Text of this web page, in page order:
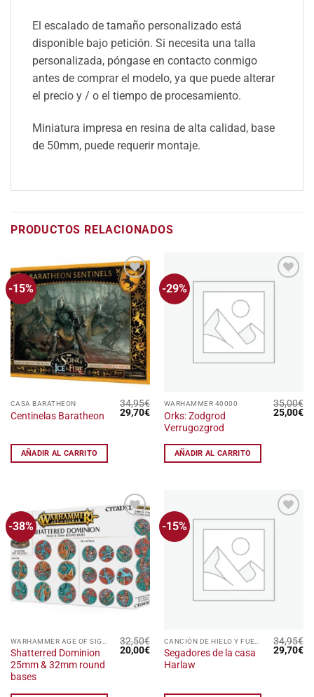
El escalado de tamaño personalizado está
disponible bajo petición. Si necesita una talla
personalizada, póngase en contacto conmigo
antes de comprar el modelo, ya que puede alterar
el precio y / o el tiempo de procesamiento.
Miniatura impresa en resina de alta calidad, base
de 50mm, puede requerir montaje.
PRODUCTOS RELACIONADOS
-15%
Añadir
a la
lista
de
deseos
CASA BARATHEON
Centinelas Baratheon
34,95€
El
precio
29,70€El
precio
actual
29,70€.
AÑADIR AL CARRITO
-29%
WARHAMMER 40000
Orks: Zodgrod
Verrugozgrod
35,00€
El
precio
25,00€El
AÑADIR AL CARRITO
-38%
Añadir
a la
lista
de
deseos
Shatterred Dominion
25mm & 32mm round
bases
32,50€
El
precio
20,00€El
precio
actual
-15%
Segadores de la casa
Harlaw
34,95€
El
precio
29,70€El